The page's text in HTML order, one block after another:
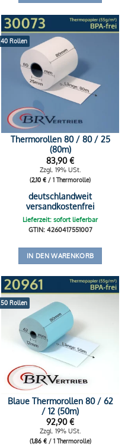
40 Rollen
Thermorollen 80 / 80 / 25
(80m)
83,90€
Zzgl. 19% USt.
(2,10€ / 1 Thermorolle)
deutschlandweit
versandkostenfrei
Lieferzeit: sofort lieferbar
GTIN: 4260417551007
IN DEN WARENKORB
50 Rollen
Blaue Thermorollen 80 / 62
/ 12 (50m)
92,90€
Zzgl. 19% USt.
(1,86 €/ 1 Thermorolle)